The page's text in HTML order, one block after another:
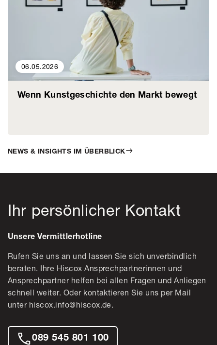
06.05.2026
Wenn Kunstgeschichte den Markt bewegt
NEWS & INSIGHTS IM ÜBERBLICK
Ihr persönlicher Kontakt
Unsere Vermittlerhotline
Rufen Sie uns an und lassen Sie sich unverbindlich
beraten. Ihre Hiscox Ansprechpartnerinnen und
Ansprechpartner helfen bei allen Fragen und Anliegen
schnell weiter. Oder kontaktieren Sie uns per Mail
unter hiscox.info@hiscox.de.
089 545 801 100